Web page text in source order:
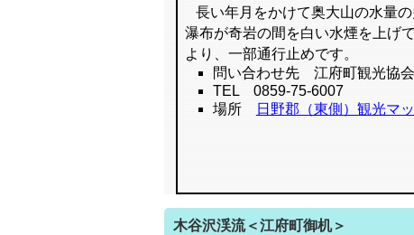
長い年月をかけて奥大山の水量
瀑布が奇岩の間を白い水煙を上げ
より、一部通行止めです。
問い合わせ先 江府町観光協会
TEL 0859-75-6007
場所
日野郡（東側）観光マ
木谷沢渓流＜江府町御机＞